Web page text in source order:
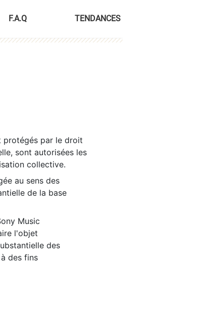
F.A.Q TENDANCES
protégés par le droit
sont autorisées les
collective.
au sens des
de la base
Music
l'objet
des
des fins